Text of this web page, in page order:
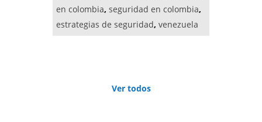
en colombia, seguridad en colombia,
estrategias de seguridad, venezuela
Ver todos